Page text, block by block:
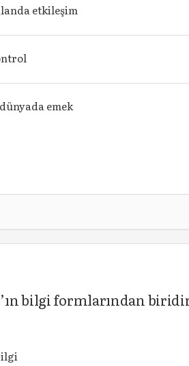
etkileşim
emek
bilgi formlarından